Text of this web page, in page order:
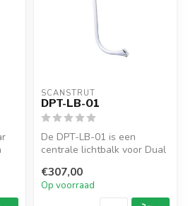
SCANSTRUT
DPT-LB-01
De DPT-LB-01 is een
centrale lichtbalk voor Dual
R, DPT...
€307,00
Op voorraad